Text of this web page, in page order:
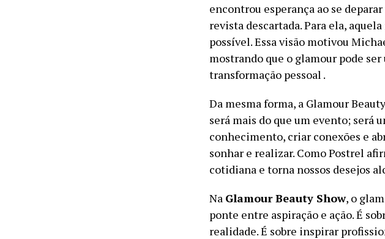
encontrou esperança ao se
revista descartada. Para ela,
possível. Essa visão motivou
mostrando que o glamour pode
transformação pessoal .
Da mesma forma, a Glamour
será mais do que um evento; será
conhecimento, criar conexões e
sonhar e realizar. Como Postrel
cotidiana e torna nossos desejos
Na Glamour Beauty Show, o
ponte entre aspiração e ação. É
realidade. É sobre inspirar